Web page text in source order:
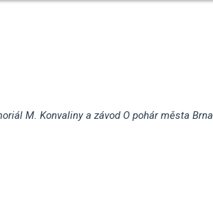
M. Konvaliny a závod O pohár města Brna.